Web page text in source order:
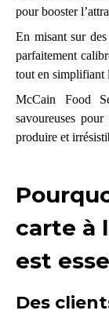
pour booster
En misant sur
parfaitement
tout en simplifiant
McCain Food
savoureuses pour
produire et
carte à
est
Des